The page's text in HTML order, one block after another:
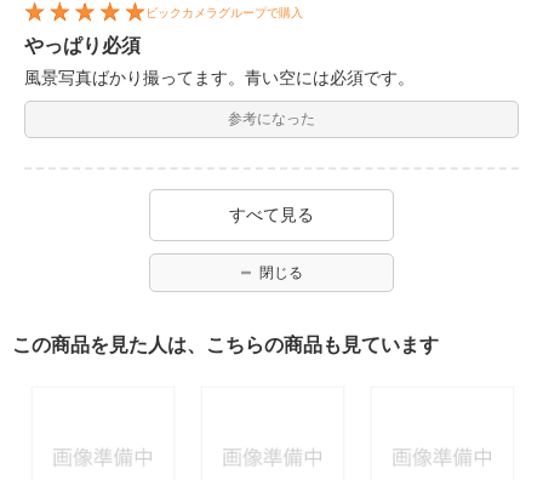
ビックカメラグループで購入
やっぱり必須
風景写真ばかり撮ってます。青い空には必須です。
参考になった
すべて見る
閉じる
この商品を見た人は、こちらの商品も見ています